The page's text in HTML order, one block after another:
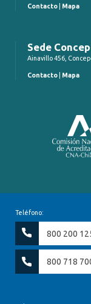
Contacto Mapa
Sede
Ainavillo 456,
Contacto Mapa
Teléfono:
800 200
800 718